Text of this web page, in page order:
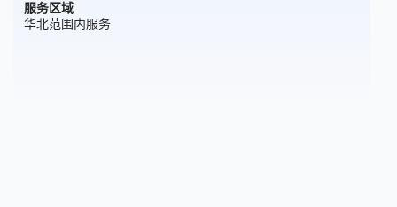
服务区域
华北范围内服务